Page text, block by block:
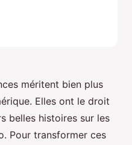
méritent bien plus
Elles ont le droit
belles histoires sur les
Pour transformer ces